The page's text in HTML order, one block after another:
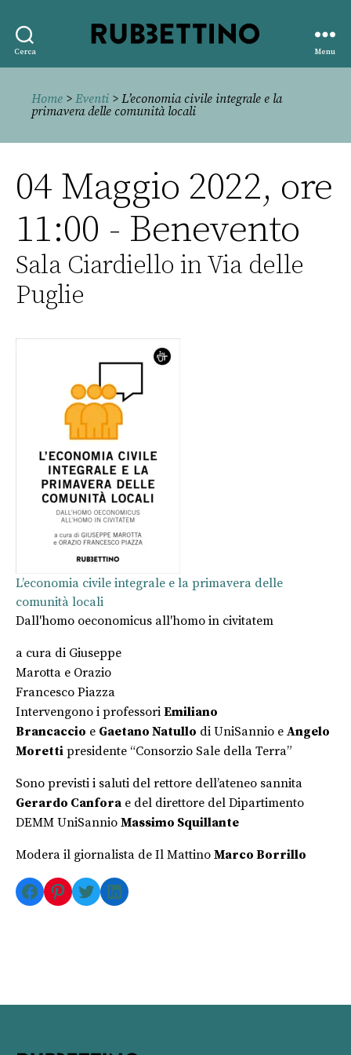
Cerca
editore
Menu
Home > Eventi > L’economia civile integrale e la
primavera delle comunità locali
04 Maggio 2022, ore
11:00 - Benevento
Sala Ciardiello in Via delle
Puglie
L’economia civile integrale e la primavera delle
comunità locali
Dall'homo oeconomicus all'homo in civitatem
a cura di Giuseppe
Marotta e Orazio
Francesco Piazza
Intervengono i professori Emiliano
Brancaccio e Gaetano Natullo di UniSannio e Angelo
Moretti presidente “Consorzio Sale della Terra”
Sono previsti i saluti del rettore dell’ateneo sannita
Gerardo Canfora e del direttore del Dipartimento
DEMM UniSannio Massimo Squillante
Modera il giornalista de Il Mattino Marco Borrillo
Facebook
Pinterest
TwitterLinkedIn